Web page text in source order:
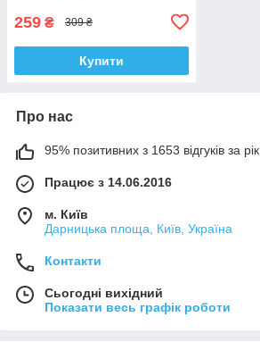
259 ₴ 309 ₴
Купити
Про нас
95% позитивних з 1653 відгуків за рік
Працює з 14.06.2016
м. Київ
Дарницька площа, Київ, Україна
Контакти
Сьогодні вихідний
Показати весь графік роботи